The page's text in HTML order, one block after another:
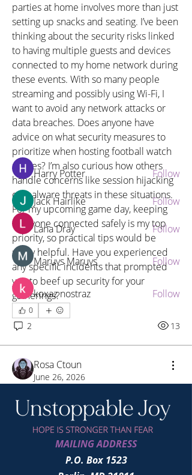
parties at home involves more than just
setting up snacks and seating. I’ve been
thinking about the security risks linked
to having multiple guests and devices
connected to my home network during
these events. With so many people
streaming and possibly using Wi-Fi, I
want to avoid any network attacks or
data breaches. Does anyone have
advice on what security measures to
prioritize when hosting football watch
parties? I’m also curious how others
handle concerns like session hijacking
or malware threats in these situations.
For my upcoming game day, keeping
everyone connected safely is my top
priority, so practical tips would be
really helpful. Have you experienced
any specific incidents that prompted
you to beef up security for your
gatherings?
0
2 13
Rosa Ctoun
June 26, 2026
Online casino VIP club
benefits?
Online lately, I've been seeing a lot of
discussion about the various
advantages of joining VIP clubs at
About
Welcome to the group! You can
connect with other members, ge...
Read more
Members
Harry Potter
Follow
Jack Hairlike Follow
Lana Dray Follow
Maruvs Maruvs Follow
koxaz nostraz
Follow
See All Members (12)
MAILING ADDRESS
P.O. Box 1523